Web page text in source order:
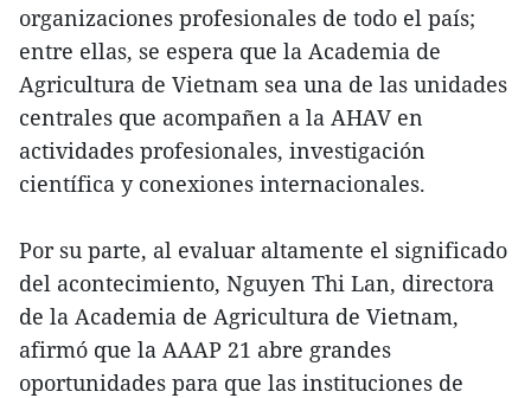
organizaciones profesionales de todo el país;
entre ellas, se espera que la Academia de
Agricultura de Vietnam sea una de las unidades
centrales que acompañen a la AHAV en
actividades profesionales, investigación
científica y conexiones internacionales.
Por su parte, al evaluar altamente el significado
del acontecimiento, Nguyen Thi Lan, directora
de la Academia de Agricultura de Vietnam,
afirmó que la AAAP 21 abre grandes
oportunidades para que las instituciones de